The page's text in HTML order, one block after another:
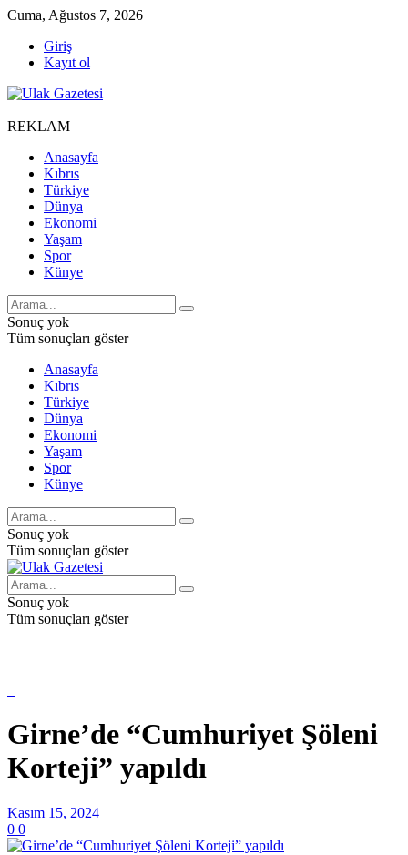
Cuma, Ağustos 7, 2026
Giriş
Kayıt ol
REKLAM
Anasayfa
Kıbrıs
Türkiye
Dünya
Ekonomi
Yaşam
Spor
Künye
Sonuç yok
Tüm sonuçları göster
Anasayfa
Kıbrıs
Türkiye
Dünya
Ekonomi
Yaşam
Spor
Künye
Sonuç yok
Tüm sonuçları göster
Sonuç yok
Tüm sonuçları göster
Girne’de “Cumhuriyet Şöleni
Korteji” yapıldı
Kasım 15, 2024
0 0